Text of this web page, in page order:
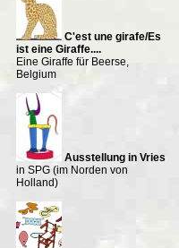
C'est une girafe/Es
ist eine Giraffe....
Eine Giraffe für Beerse,
Belgium
Ausstellung in Vries
in SPG (im Norden von
Holland)